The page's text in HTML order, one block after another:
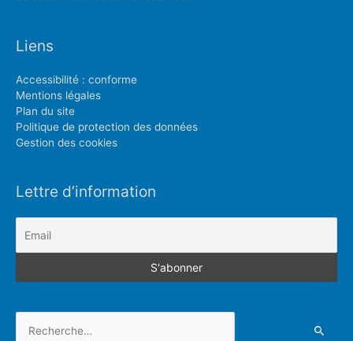
Liens
Accessibilité : conforme
Mentions légales
Plan du site
Politique de protection des données
Gestion des cookies
Lettre d’information